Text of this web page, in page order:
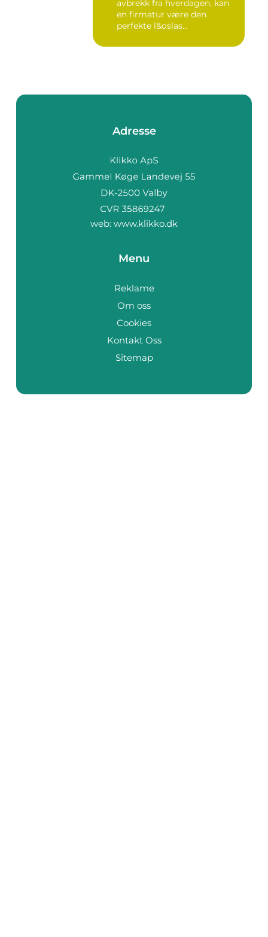
avbrekk fra hverdagen, kan
en firmatur være den
perfekte l&oslas...
Adresse
web: www.klikko.dk
Menu
Reklame
Om oss
Cookies
Kontakt Oss
Sitemap